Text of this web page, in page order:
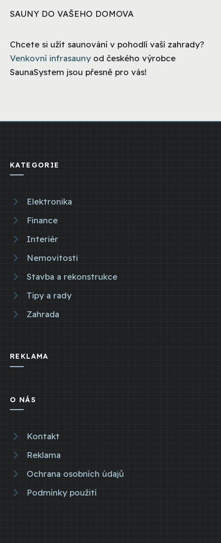
SAUNY DO VAŠEHO DOMOVA
Chcete si užít saunování v pohodlí vaší zahrady?
Venkovní infrasauny od českého výrobce
SaunaSystem jsou přesně pro vás!
KATEGORIE
Elektronika
Finance
Interiér
Nemovitosti
Stavba a rekonstrukce
Tipy a rady
Zahrada
REKLAMA
O NÁS
Kontakt
Reklama
Ochrana osobních údajů
Podmínky použití